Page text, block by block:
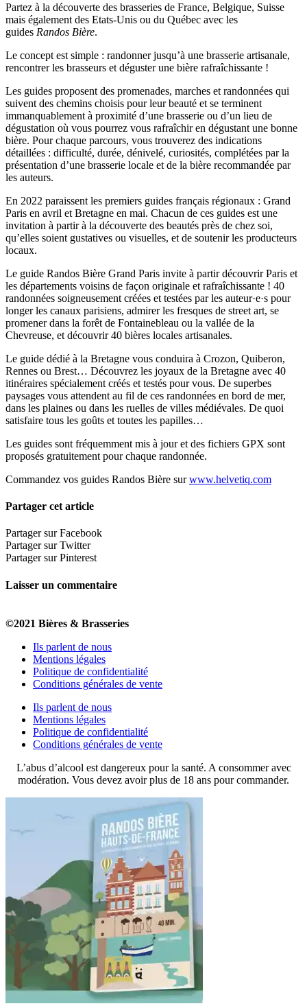
Partez à la découverte des brasseries de France, Belgique, Suisse
mais également des Etats-Unis ou du Québec avec les
guides Randos Bière.
Le concept est simple : randonner jusqu’à une brasserie artisanale,
rencontrer les brasseurs et déguster une bière rafraîchissante !
Les guides proposent des promenades, marches et randonnées qui
suivent des chemins choisis pour leur beauté et se terminent
immanquablement à proximité d’une brasserie ou d’un lieu de
dégustation où vous pourrez vous rafraîchir en dégustant une bonne
bière. Pour chaque parcours, vous trouverez des indications
détaillées : difficulté, durée, dénivelé, curiosités, complétées par la
présentation d’une brasserie locale et de la bière recommandée par
les auteurs.
En 2022 paraissent les premiers guides français régionaux : Grand
Paris en avril et Bretagne en mai. Chacun de ces guides est une
invitation à partir à la découverte des beautés près de chez soi,
qu’elles soient gustatives ou visuelles, et de soutenir les producteurs
locaux.
Le guide Randos Bière Grand Paris invite à partir découvrir Paris et
les départements voisins de façon originale et rafraîchissante ! 40
randonnées soigneusement créées et testées par les auteur·e·s pour
longer les canaux parisiens, admirer les fresques de street art, se
promener dans la forêt de Fontainebleau ou la vallée de la
Chevreuse, et découvrir 40 bières locales artisanales.
Le guide dédié à la Bretagne vous conduira à Crozon, Quiberon,
Rennes ou Brest… Découvrez les joyaux de la Bretagne avec 40
itinéraires spécialement créés et testés pour vous. De superbes
paysages vous attendent au fil de ces randonnées en bord de mer,
dans les plaines ou dans les ruelles de villes médiévales. De quoi
satisfaire tous les goûts et toutes les papilles…
Les guides sont fréquemment mis à jour et des fichiers GPX sont
proposés gratuitement pour chaque randonnée.
Commandez vos guides Randos Bière surwww.helvetiq.com
Partager cet article
Partager sur Facebook
Partager sur Twitter
Partager sur Pinterest
Laisser un commentaire
©2021 Bières & Brasseries
Ils parlent de nous
Mentions légales
Politique de confidentialité
Conditions générales de vente
Ils parlent de nous
Mentions légales
Politique de confidentialité
Conditions générales de vente
L’abus d’alcool est dangereux pour la santé. A consommer avec
modération. Vous devez avoir plus de 18 ans pour commander.